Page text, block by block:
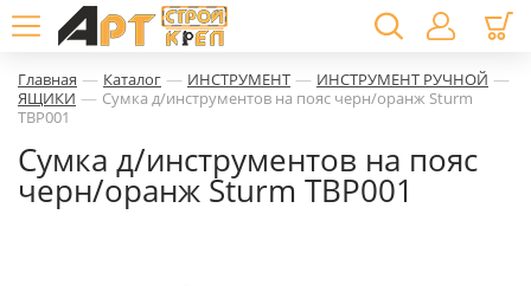
Главная — Каталог — ИНСТРУМЕНТ — ИНСТРУМЕНТ РУЧНОЙ —
ЯЩИКИ — Сумка д/инструментов на пояс черн/оранж Sturm
TBP001
Сумка д/инструментов на пояс
черн/оранж Sturm TBP001